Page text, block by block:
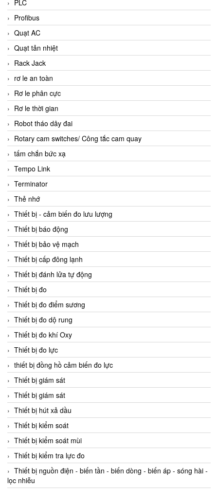
PLC
Profibus
Quạt AC
Quạt tản nhiệt
Rack Jack
rơ le an toàn
Rơ le phân cực
Rơ le thời gian
Robot tháo dây đai
Rotary cam switches/ Công tắc cam quay
tấm chắn bức xạ
Tempo Link
Terminator
Thẻ nhớ
Thiết bị - cảm biến đo lưu lượng
Thiết bị báo động
Thiết bị bảo vệ mạch
Thiết bị cấp đông lạnh
Thiết bị đánh lửa tự động
Thiết bị đo
Thiết bị đo điểm sương
Thiết bị đo dộ rung
Thiết bị đo khí Oxy
Thiết bị đo lực
thiết bị đồng hồ cảm biến đo lực
Thiết bị giám sát
Thiết bị giám sát
Thiết bị hút xả dầu
Thiết bị kiểm soát
Thiết bị kiểm soát mùi
Thiết bị kiểm tra lực đo
Thiết bị nguồn điện - biến tần - biến dòng - biến áp - sóng hài -
lọc nhiễu